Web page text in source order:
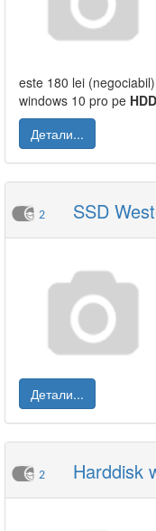
este 180 lei
windows 10 pro pe HDD
Детали...
2 SSD
Детали...
2 Harddisk